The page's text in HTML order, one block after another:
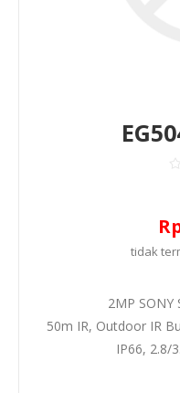
tidak
2MP SONY
50m IR, Outdoor IR
IP66, 2.8/